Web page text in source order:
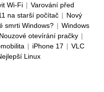
Wi-Fi | Varování před
na starší počítač | Nový
smrti Windows? | Windows
Nouzové otevírání pračky |
| iPhone 17 | VLC
Linux